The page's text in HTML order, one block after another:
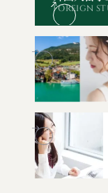
FOREIGN